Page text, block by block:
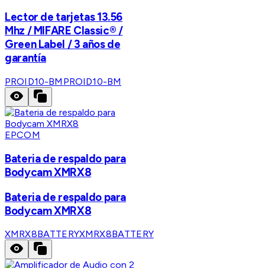
Lector de tarjetas 13.56
Mhz / MIFARE Classic® /
Green Label / 3 años de
garantía
PROID10-BM PROID10-BM
EPCOM
Bateria de respaldo para
Bodycam XMRX8
Bateria de respaldo para
Bodycam XMRX8
XMRX8BATTERYXMRX8BATTERY